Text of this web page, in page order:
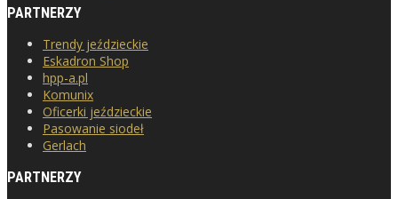
PARTNERZY
Trendy jeździeckie
Eskadron Shop
hpp-a.pl
Komunix
Oficerki jeździeckie
Pasowanie siodeł
Gerlach
PARTNERZY